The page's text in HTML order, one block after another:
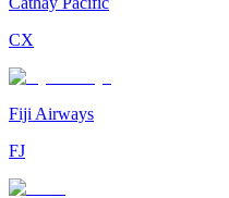
CX
Fiji Airways
FJ